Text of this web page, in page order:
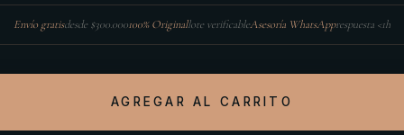
Envío gratisdesde $300.000100% Originallote verificableAsesoría WhatsApprespuesta <1h
AGREGAR AL CARRITO